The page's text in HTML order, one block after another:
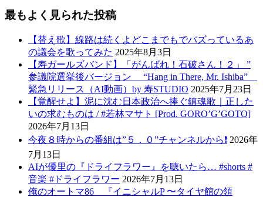
最もよく見られた投稿
【替え歌】線路は続くよどこまでもでバズっているあ
の議会を歌ってみた 2025年8月3日
【寿ガールズバンド】「がんばれ！石破さん！２」 ”
参議院選挙後バージョン “Hang in There, Mr. Ishiba”
緊急リリース（AI動画）by 寿STUDIO 2025年7月23日
【覚醒せよ】泥に沈む日本政治へ捧ぐ鎮魂歌｜正した
いの求むものは / #若林マサト [Prod. GORO’G’GOTO]
2026年7月13日
今夜８時からの番組は”５．０”チャンネルから❗️ 2026年
7月13日
AIが優里の『ドライフラワー』を聴いたら… #shorts #
音楽 #ドライフラワー 2026年7月13日
俺のオートマ86 『イニシャルP 〜タイヤ館の領